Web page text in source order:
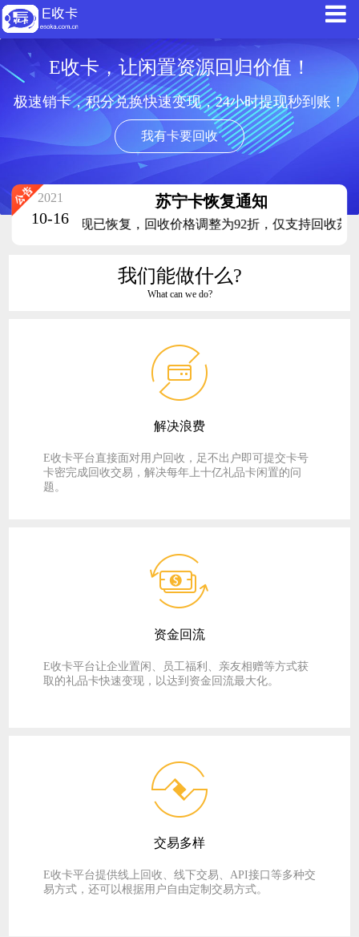
E收卡，让闲置资源回归价值！
极速销卡，积分兑换快速变现，24小时提现秒到账！
我有卡要回收
2021
10-16
苏宁卡恢复通知
苏宁卡回收现已恢复，回收价格调整为92折，仅支持回收苏
我们能做什么?
What can we do?
解决浪费
E收卡平台直接面对用户回收，足不出户即可提交卡号
卡密完成回收交易，解决每年上十亿礼品卡闲置的问
题。
资金回流
E收卡平台让企业置闲、员工福利、亲友相赠等方式获
取的礼品卡快速变现，以达到资金回流最大化。
交易多样
E收卡平台提供线上回收、线下交易、API接口等多种交
易方式，还可以根据用户自由定制交易方式。